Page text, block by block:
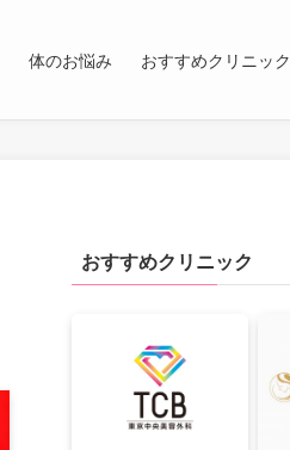
体のお悩み おすすめクリニック
おすすめクリニック